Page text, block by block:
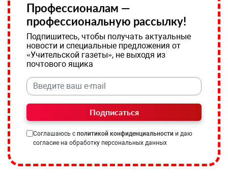
Профессионалам —
профессиональную рассылку!
Подпишитесь, чтобы получать актуальные
новости и специальные предложения от
«Учительской газеты», не выходя из
почтового ящика
Подписаться
Соглашаюсь с политикой конфиденциальности и даю
согласие на обработку персональных данных